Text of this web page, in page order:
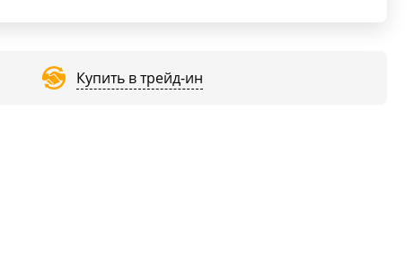
Купить в трейд-ин